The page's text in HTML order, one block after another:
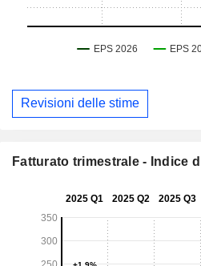
Revisioni delle stime
Fatturato trimestrale - Indice